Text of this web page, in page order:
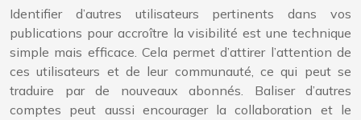
Identifier d’autres utilisateurs pertinents dans vos
publications pour accroître la visibilité est une technique
simple mais efficace. Cela permet d’attirer l’attention de
ces utilisateurs et de leur communauté, ce qui peut se
traduire par de nouveaux abonnés. Baliser d’autres
comptes peut aussi encourager la collaboration et le